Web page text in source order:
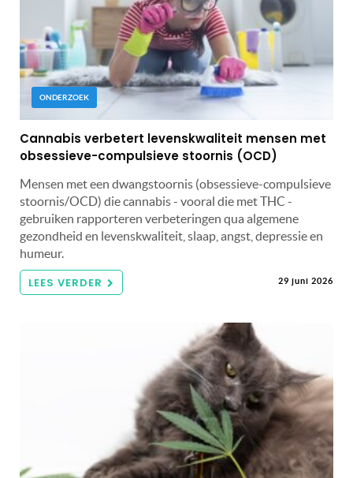
ONDERZOEK
Cannabis verbetert levenskwaliteit mensen met
obsessieve-compulsieve stoornis (OCD)
Mensen met een dwangstoornis (obsessieve-compulsieve
stoornis/OCD) die cannabis - vooral die met THC -
gebruiken rapporteren verbeteringen qua algemene
gezondheid en levenskwaliteit, slaap, angst, depressie en
humeur.
LEES VERDER 29 juni 2026